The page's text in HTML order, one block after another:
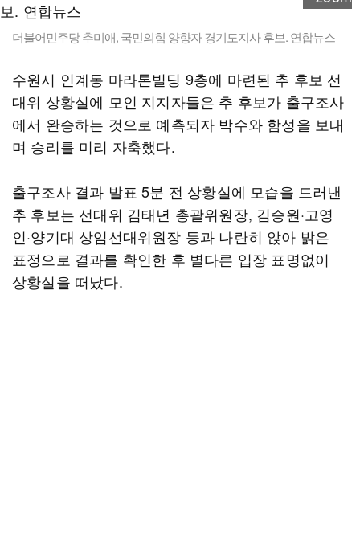
더불어민주당 추미애, 국민의힘 양향자 경기도지사 후보. 연합뉴스
수원시 인계동 마라톤빌딩 9층에 마련된 추 후보 선
대위 상황실에 모인 지지자들은 추 후보가 출구조사
에서 완승하는 것으로 예측되자 박수와 함성을 보내
며 승리를 미리 자축했다.
출구조사 결과 발표 5분 전 상황실에 모습을 드러낸
추 후보는 선대위 김태년 총괄위원장, 김승원·고영
인·양기대 상임선대위원장 등과 나란히 앉아 밝은
표정으로 결과를 확인한 후 별다른 입장 표명없이
상황실을 떠났다.